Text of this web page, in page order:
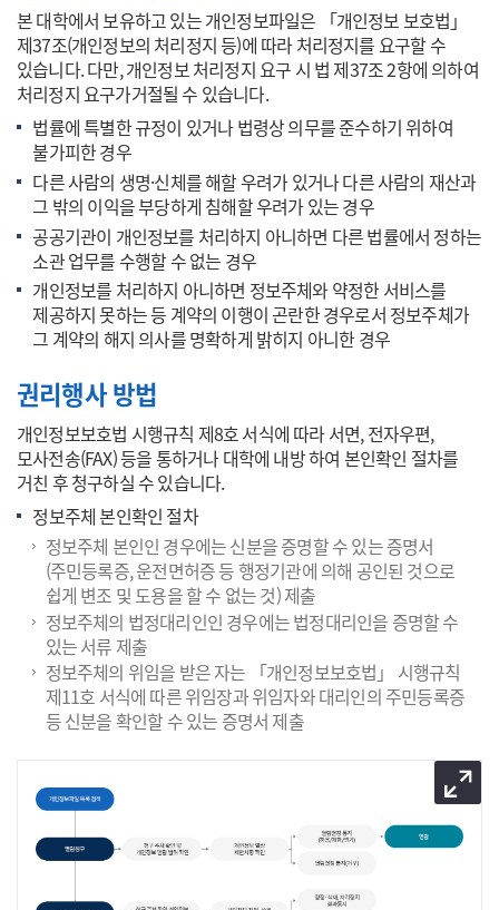
본 대학에서 보유하고 있는 개인정보파일은 「개인정보 보호법」
제37조(개인정보의 처리정지 등)에 따라 처리정지를 요구할 수
있습니다. 다만, 개인정보 처리정지 요구 시 법 제37조 2항에 의하여
처리정지 요구가거절될 수 있습니다.
법률에 특별한 규정이 있거나 법령상 의무를 준수하기 위하여
불가피한 경우
다른 사람의 생명·신체를 해할 우려가 있거나 다른 사람의 재산과
그 밖의 이익을 부당하게 침해할 우려가 있는 경우
공공기관이 개인정보를 처리하지 아니하면 다른 법률에서 정하는
소관 업무를 수행할 수 없는 경우
개인정보를 처리하지 아니하면 정보주체와 약정한 서비스를
제공하지 못하는 등 계약의 이행이 곤란한 경우로서 정보주체가
그 계약의 해지 의사를 명확하게 밝히지 아니한 경우
권리행사 방법
개인정보보호법 시행규칙 제8호 서식에 따라 서면, 전자우편,
모사전송(FAX) 등을 통하거나 대학에 내방 하여 본인확인 절차를
거친 후 청구하실 수 있습니다.
정보주체 본인확인 절차
정보주체 본인인 경우에는 신분을 증명할 수 있는 증명서
(주민등록증, 운전면허증 등 행정기관에 의해 공인된 것으로
쉽게 변조 및 도용을 할 수 없는 것) 제출
정보주체의 법정대리인인 경우에는 법정대리인을 증명할 수
있는 서류 제출
정보주체의 위임을 받은 자는 「개인정보보호법」 시행규칙
제11호 서식에 따른 위임장과 위임자와 대리인의 주민등록증
등 신분을 확인할 수 있는 증명서 제출
이미